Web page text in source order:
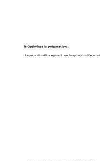
🚀 Optimisez la préparation:
Une préparation efficace garantit un échange constructif et un